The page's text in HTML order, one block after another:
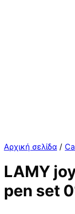
Αρχική σελίδα /
LAMY
pen set